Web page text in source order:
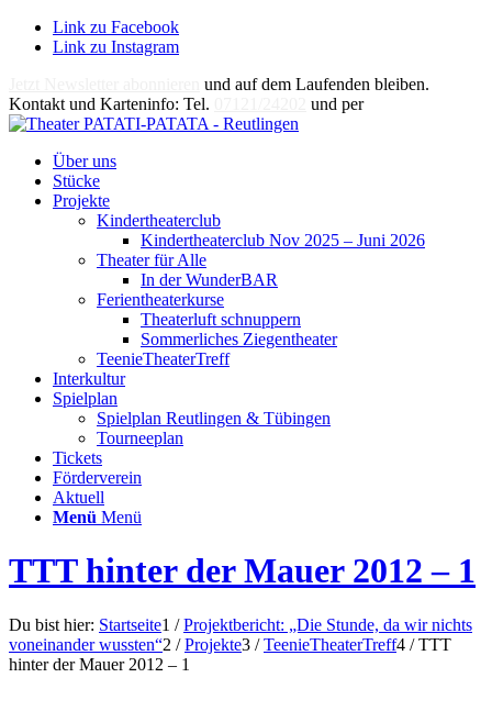
Link zu Facebook
Link zu Instagram
und auf dem Laufenden bleiben.
Kontakt und Karteninfo: Tel.
und per
Über uns
Stücke
Projekte
Kindertheaterclub
Kindertheaterclub Nov 2025 – Juni 2026
Theater für Alle
In der WunderBAR
Ferientheaterkurse
Theaterluft schnuppern
Sommerliches Ziegentheater
TeenieTheaterTreff
Interkultur
Spielplan
Spielplan Reutlingen & Tübingen
Tourneeplan
Tickets
Förderverein
Aktuell
Menü Menü
TTT hinter der Mauer 2012 – 1
Du bist hier: Startseite1 / Projektbericht: „Die Stunde, da wir nichts
voneinander wussten“2 / Projekte3 / TeenieTheaterTreff4 / TTT
hinter der Mauer 2012 – 1